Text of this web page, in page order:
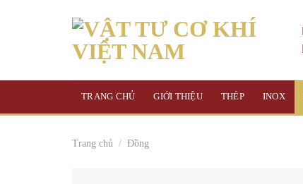
TRANG CHỦ GIỚI THIỆU THÉP INOX
Trang chủ / Đồng